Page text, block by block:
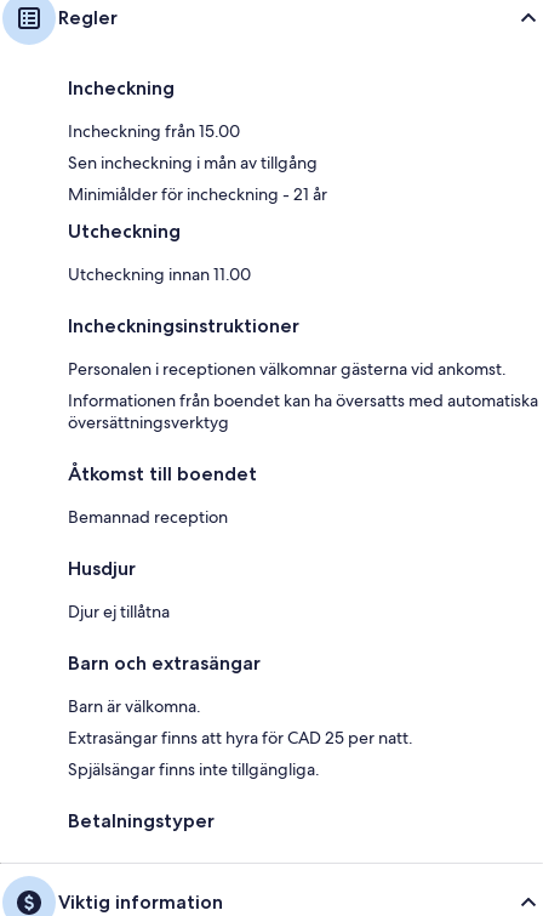
Regler
Incheckning
Incheckning från 15.00
Sen incheckning i mån av tillgång
Minimiålder för incheckning - 21 år
Utcheckning
Utcheckning innan 11.00
Incheckningsinstruktioner
Personalen i receptionen välkomnar gästerna vid ankomst.
Informationen från boendet kan ha översatts med automatiska
översättningsverktyg
Åtkomst till boendet
Bemannad reception
Husdjur
Djur ej tillåtna
Barn och extrasängar
Barn är välkomna.
Extrasängar finns att hyra för CAD 25 per natt.
Spjälsängar finns inte tillgängliga.
Betalningstyper
Viktig information